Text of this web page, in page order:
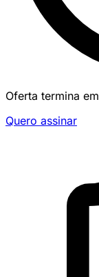
Oferta termina em
Quero assinar